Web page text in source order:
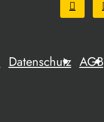
Datenschutz AGB